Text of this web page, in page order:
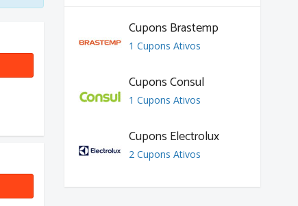
Cupons Brastemp
1 Cupons Ativos
Cupons Consul
1 Cupons Ativos
Cupons Electrolux
2 Cupons Ativos